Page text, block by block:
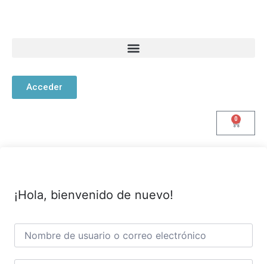
Acceder
0
¡Hola, bienvenido de nuevo!